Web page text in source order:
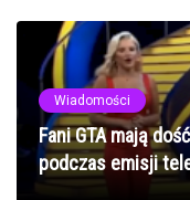
Wiadomości
Fani GTA mają
podczas emisji